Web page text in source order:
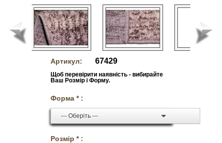
Артикул: 67429
Щоб перевірити наявність - вибирайте
Ваш Розмір і Форму.
Форма * :
--- Оберіть ---
Розмір * :